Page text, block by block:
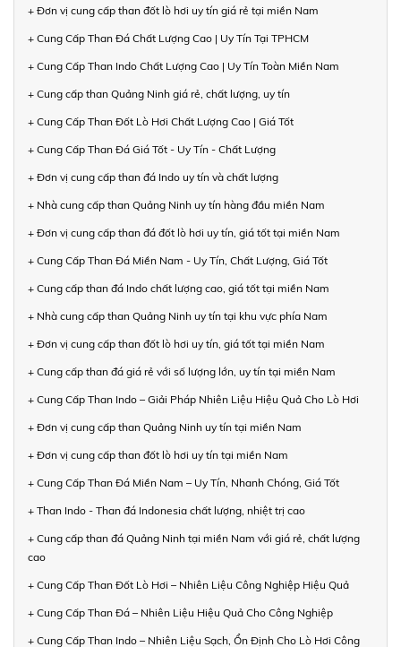
+ Đơn vị cung cấp than đốt lò hơi uy tín giá rẻ tại miền Nam
+ Cung Cấp Than Đá Chất Lượng Cao | Uy Tín Tại TPHCM
+ Cung Cấp Than Indo Chất Lượng Cao | Uy Tín Toàn Miền Nam
+ Cung cấp than Quảng Ninh giá rẻ, chất lượng, uy tín
+ Cung Cấp Than Đốt Lò Hơi Chất Lượng Cao | Giá Tốt
+ Cung Cấp Than Đá Giá Tốt - Uy Tín - Chất Lượng
+ Đơn vị cung cấp than đá Indo uy tín và chất lượng
+ Nhà cung cấp than Quảng Ninh uy tín hàng đầu miền Nam
+ Đơn vị cung cấp than đá đốt lò hơi uy tín, giá tốt tại miền Nam
+ Cung Cấp Than Đá Miền Nam - Uy Tín, Chất Lượng, Giá Tốt
+ Cung cấp than đá Indo chất lượng cao, giá tốt tại miền Nam
+ Nhà cung cấp than Quảng Ninh uy tín tại khu vực phía Nam
+ Đơn vị cung cấp than đốt lò hơi uy tín, giá tốt tại miền Nam
+ Cung cấp than đá giá rẻ với số lượng lớn, uy tín tại miền Nam
+ Cung Cấp Than Indo – Giải Pháp Nhiên Liệu Hiệu Quả Cho Lò Hơi
+ Đơn vị cung cấp than Quảng Ninh uy tín tại miền Nam
+ Đơn vị cung cấp than đốt lò hơi uy tín tại miền Nam
+ Cung Cấp Than Đá Miền Nam – Uy Tín, Nhanh Chóng, Giá Tốt
+ Than Indo - Than đá Indonesia chất lượng, nhiệt trị cao
+ Cung cấp than đá Quảng Ninh tại miền Nam với giá rẻ, chất lượng
cao
+ Cung Cấp Than Đốt Lò Hơi – Nhiên Liệu Công Nghiệp Hiệu Quả
+ Cung Cấp Than Đá – Nhiên Liệu Hiệu Quả Cho Công Nghiệp
+ Cung Cấp Than Indo – Nhiên Liệu Sạch, Ổn Định Cho Lò Hơi Công